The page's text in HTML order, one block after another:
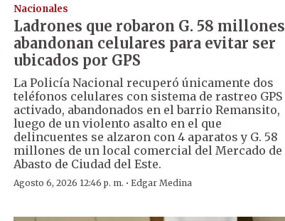
Nacionales
Ladrones que robaron G. 58 millones
abandonan celulares para evitar ser
ubicados por GPS
La Policía Nacional recuperó únicamente dos
teléfonos celulares con sistema de rastreo GPS
activado, abandonados en el barrio Remansito,
luego de un violento asalto en el que
delincuentes se alzaron con 4 aparatos y G. 58
millones de un local comercial del Mercado de
Abasto de Ciudad del Este.
Agosto 6, 2026 12:46 p. m. ·Edgar Medina